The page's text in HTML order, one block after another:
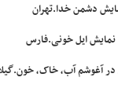
دشمن خدا.تهران
ایل خونی.فارس
آغوشم آب، خاک،